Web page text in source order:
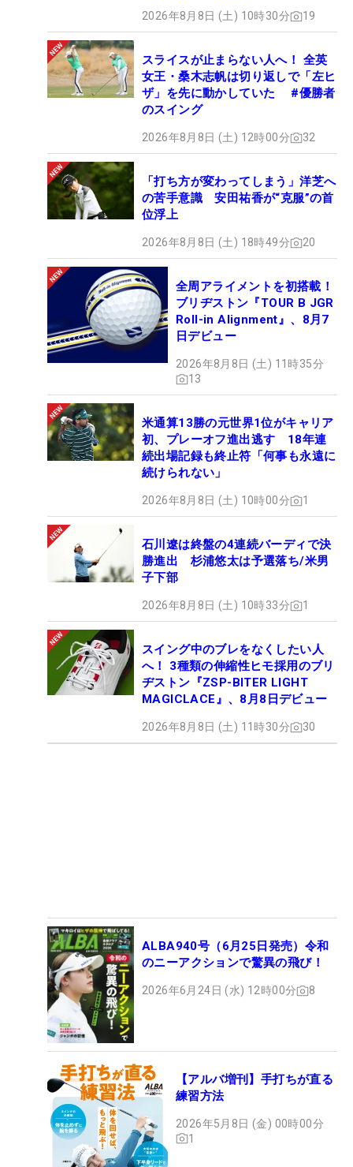
2026年8月8日 (土) 10時30分 19
スライスが止まらない人へ！ 全英
女王・桑木志帆は切り返しで「左ヒ
ザ」を先に動かしていた #優勝者
のスイング
2026年8月8日 (土) 12時00分 32
「打ち方が変わってしまう」洋芝へ
の苦手意識 安田祐香が“克服”の首
位浮上
2026年8月8日 (土) 18時49分 20
全周アライメントを初搭載！
ブリヂストン『TOUR B JGR
Roll-in Alignment』、8月7
日デビュー
2026年8月8日 (土) 11時35分
13
米通算13勝の元世界1位がキャリア
初、プレーオフ進出逃す 18年連
続出場記録も終止符「何事も永遠に
続けられない」
2026年8月8日 (土) 10時00分 1
石川遼は終盤の4連続バーディで決
勝進出 杉浦悠太は予選落ち/米男
子下部
2026年8月8日 (土) 10時33分 1
スイング中のブレをなくしたい人
へ！ 3種類の伸縮性ヒモ採用のブリ
ヂストン『ZSP-BITER LIGHT
MAGICLACE』、8月8日デビュー
2026年8月8日 (土) 11時30分 30
ALBA940号（6月25日発売）令和
のニーアクションで驚異の飛び！
2026年6月24日 (水) 12時00分 8
【アルバ増刊】手打ちが直る
練習方法
2026年5月8日 (金) 00時00分
1